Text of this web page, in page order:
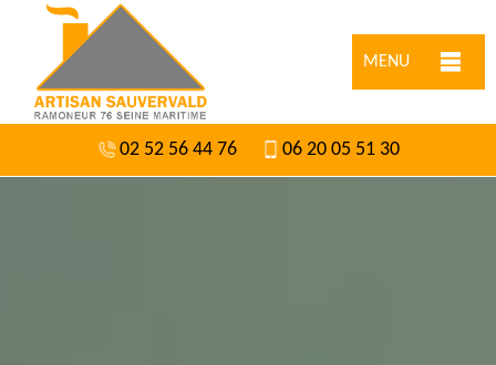
MENU
02 52 56 44 76 06 20 05 51 30